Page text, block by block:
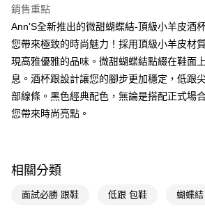
成交易。
3.實際核准額度、可分期數及費用金額請依後續交
4.訂單成立30分鐘內，如未前往確認交易或遇審核
消。如遇「轉專審核」未通過狀況，表示未達大哥
法說明評估內容。
【繳款方式說明】
醒簡訊。
2.透過簡訊連結打開帳單後，可選擇「超商條碼／
1.本服務係由「台灣大哥大股份有限公司」（以下
用戶於交易時，得透過本服務購買商品或服務，並
買賣價金債權讓與本公司後，依約使用本公司帳單
2.基於同意付款使用「大哥付你分期」之契約關係
【關於「AFTEE先享後付」】
便利好安心！
１．簡單：不需註冊會員、不需綁卡、不需儲值。
２．便利：只要手機號碼，簡訊認證，即可結帳。
３．安心：先確認商品／服務後，再付款。
【「AFTEE先享後付」結帳流程】
結帳頁面，進行簡訊認證並確認金額後，即可完成
※ 請注意：結帳手續完成當下不需立刻繳費，但若
後付繳納相關費用。
ATM付款
運送方式
全家付款取貨
每筆NT$100，滿NT$999(含以上)免運費
付款後全家取貨
萊爾富付款取貨
銷售重點
Ann'S全新推出的微甜蝴蝶結-頂級小羊皮酒
您帶來極致的時尚魅力！採用頂級小羊皮材
現高雅優雅的品味。微甜蝴蝶結點綴在鞋面
息。酒杯跟設計讓您的腳步更加穩定，低跟
部線條。黑色經典配色，無論是搭配正式場
您帶來時尚亮點。
相關分類
面試必勝 跟鞋 低跟 包鞋 蝴蝶